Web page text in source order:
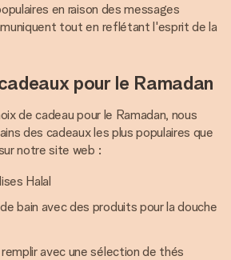
en raison des messages
tout en reflétant l'esprit de la
pour le Ramadan
de cadeau pour le Ramadan, nous
des cadeaux les plus populaires que
notre site web :
Halal
bain avec des produits pour la douche
avec une sélection de thés